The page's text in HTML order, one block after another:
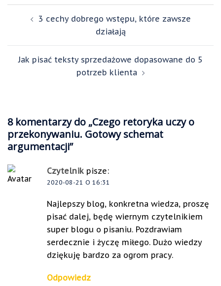
wpisy 3 cechy dobrego wstępu, które zawsze
działają
Jak pisać teksty sprzedażowe dopasowane do 5
potrzeb klienta
8 komentarzy do „Czego retoryka uczy o
przekonywaniu. Gotowy schemat
argumentacji”
Czytelnik pisze:
2020-08-21 O 16:31
Najlepszy blog, konkretna wiedza, proszę
pisać dalej, będę wiernym czytelnikiem
super blogu o pisaniu. Pozdrawiam
serdecznie i życzę miłego. Dużo wiedzy
dziękuję bardzo za ogrom pracy.
Odpowiedz